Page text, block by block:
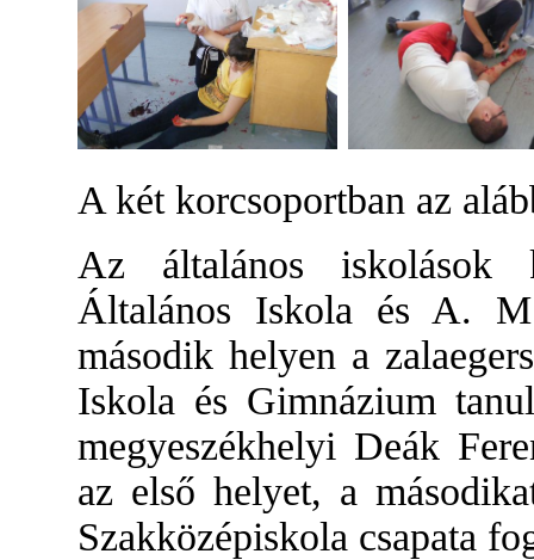
A két korcsoportban az
Az általános iskolások
Általános Iskola és A.
második helyen a
Iskola és Gimnázium
megyeszékhelyi Deák
az első helyet, a
Szakközépiskola csapata